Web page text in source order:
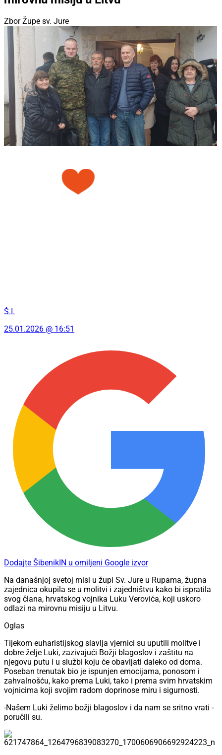
Zbor Župe sv. Jure
Š.I.
25.01.2026 @ 16:51
Dodajte ŠibenikIN u omiljeni Google izvor
Na današnjoj svetoj misi u župi Sv. Jure u Rupama, župna
zajednica okupila se u molitvi i zajedništvu kako bi ispratila
svog člana, hrvatskog vojnika Luku Verovića, koji uskoro
odlazi na mirovnu misiju u Litvu.
Oglas
Tijekom euharistijskog slavlja vjernici su uputili molitve i
dobre želje Luki, zazivajući Božji blagoslov i zaštitu na
njegovu putu i u službi koju će obavljati daleko od doma.
Poseban trenutak bio je ispunjen emocijama, ponosom i
zahvalnošću, kako prema Luki, tako i prema svim hrvatskim
vojnicima koji svojim radom doprinose miru i sigurnosti.
-Našem Luki želimo božji blagoslov i da nam se sritno vrati -
poručili su.